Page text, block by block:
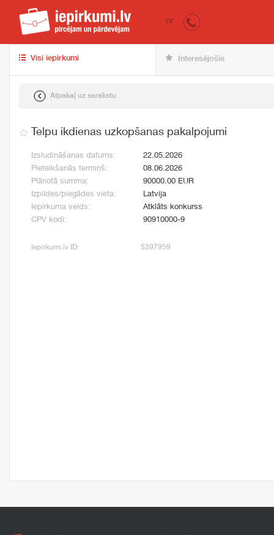
iepirkumi.lv
LV
Visi iepirkumi Interesējošie
Atpakaļ uz sarakstu
Telpu ikdienas uzkopšanas pakalpojumi
Izsludināšanas datums:
22.05.2026
Pieteikšanās termiņš:
08.06.2026
Plānotā summa:
90000.00 EUR
Izpildes/piegādes vieta:
Latvija
Iepirkuma veids:
Atklāts konkurss
CPV kodi:
90910000-9
Iepirkumi.lv ID: 5397959